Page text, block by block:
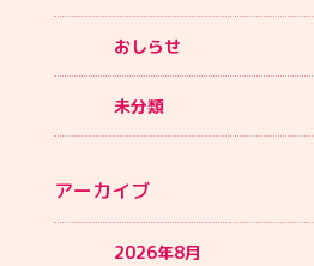
おしらせ
未分類
アーカイブ
2026年8月